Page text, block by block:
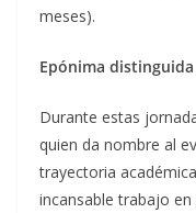
meses).
Epónima
Durante estas
quien da nombre al
trayectoria
incansable trabajo